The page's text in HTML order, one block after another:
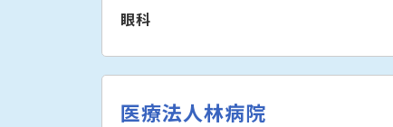
眼科
医療法人林病院